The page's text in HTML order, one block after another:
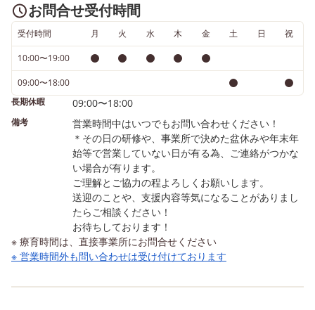
お問合せ受付時間
受付時間 月 火 水 木 金 土 日 祝
10:00〜19:00
09:00〜18:00
長期休暇
09:00〜18:00
備考
営業時間中はいつでもお問い合わせください！
＊その日の研修や、事業所で決めた盆休みや年末年
始等で営業していない日が有る為、ご連絡がつかな
い場合が有ります。
ご理解とご協力の程よろしくお願いします。
送迎のことや、支援内容等気になることがありまし
たらご相談ください！
お待ちしております！
※ 療育時間は、直接事業所にお問合せください
※ 営業時間外も問い合わせは受け付けております